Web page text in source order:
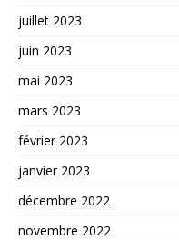
juillet 2023
juin 2023
mai 2023
mars 2023
février 2023
janvier 2023
décembre 2022
novembre 2022